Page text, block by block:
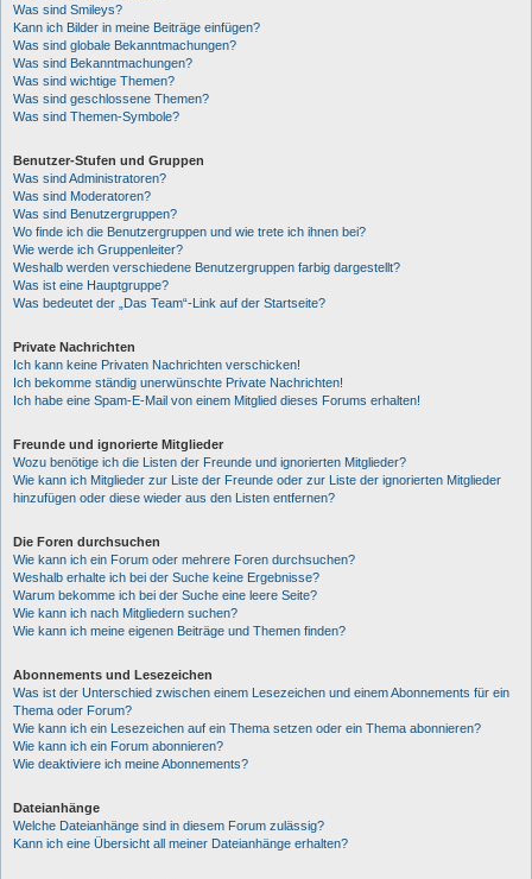
Was sind Smileys?
Kann ich Bilder in meine Beiträge einfügen?
Was sind globale Bekanntmachungen?
Was sind Bekanntmachungen?
Was sind wichtige Themen?
Was sind geschlossene Themen?
Was sind Themen-Symbole?
Benutzer-Stufen und Gruppen
Was sind Administratoren?
Was sind Moderatoren?
Was sind Benutzergruppen?
Wo finde ich die Benutzergruppen und wie trete ich ihnen bei?
Wie werde ich Gruppenleiter?
Weshalb werden verschiedene Benutzergruppen farbig dargestellt?
Was ist eine Hauptgruppe?
Was bedeutet der „Das Team“-Link auf der Startseite?
Private Nachrichten
Ich kann keine Privaten Nachrichten verschicken!
Ich bekomme ständig unerwünschte Private Nachrichten!
Ich habe eine Spam-E-Mail von einem Mitglied dieses Forums erhalten!
Freunde und ignorierte Mitglieder
Wozu benötige ich die Listen der Freunde und ignorierten Mitglieder?
Wie kann ich Mitglieder zur Liste der Freunde oder zur Liste der ignorierten Mitglieder
hinzufügen oder diese wieder aus den Listen entfernen?
Die Foren durchsuchen
Wie kann ich ein Forum oder mehrere Foren durchsuchen?
Weshalb erhalte ich bei der Suche keine Ergebnisse?
Warum bekomme ich bei der Suche eine leere Seite?
Wie kann ich nach Mitgliedern suchen?
Wie kann ich meine eigenen Beiträge und Themen finden?
Abonnements und Lesezeichen
Was ist der Unterschied zwischen einem Lesezeichen und einem Abonnements für ein
Thema oder Forum?
Wie kann ich ein Lesezeichen auf ein Thema setzen oder ein Thema abonnieren?
Wie kann ich ein Forum abonnieren?
Wie deaktiviere ich meine Abonnements?
Dateianhänge
Welche Dateianhänge sind in diesem Forum zulässig?
Kann ich eine Übersicht all meiner Dateianhänge erhalten?